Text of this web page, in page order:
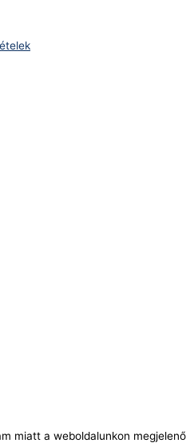
miatt a weboldalunkon megjelenő